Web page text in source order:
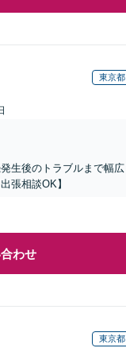
東京都
生後のトラブルまで幅広
張相談OK】
わせ
東京都